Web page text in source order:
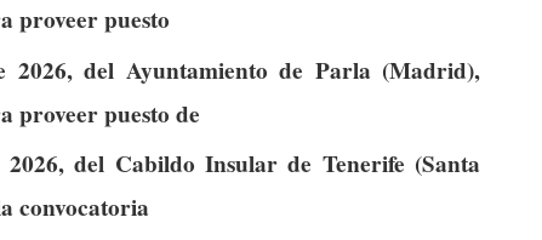
proveer puesto
2026, del Ayuntamiento de Parla (Madrid),
proveer puesto de
del Cabildo Insular de Tenerife (Santa
convocatoria